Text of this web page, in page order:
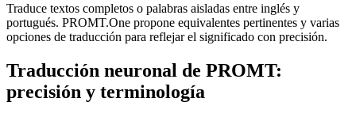
Traduce textos completos o palabras aisladas entre inglés y
portugués. PROMT.One propone equivalentes pertinentes y varias
opciones de traducción para reflejar el significado con precisión.
Traducción neuronal de PROMT:
precisión y terminología